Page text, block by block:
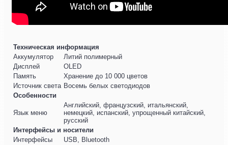
Техническая информация
Аккумулятор
Литий полимерный
Дисплей
OLED
Память
Хранение до 10 000 цветов
Источник света Восемь белых светодиодов
Особенности
Язык меню
Английский, французский, итальянский,
немецкий, испанский, упрощенный китайский,
русский
Интерфейсы и носители
Интерфейсы
USB, Bluetooth